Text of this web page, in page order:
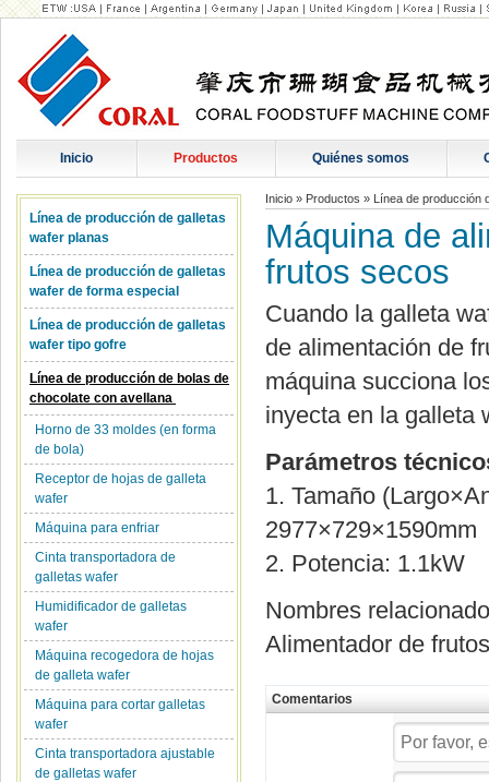
Inicio Productos Quiénes somos
Línea de producción de galletas
wafer planas
Línea de producción de galletas
wafer de forma especial
Línea de producción de galletas
wafer tipo gofre
Línea de producción de bolas de
chocolate con avellana
Horno de 33 moldes (en forma
de bola)
Receptor de hojas de galleta
wafer
Máquina para enfriar
Cinta transportadora de
galletas wafer
Humidificador de galletas
wafer
Máquina recogedora de hojas
de galleta wafer
Máquina para cortar galletas
wafer
Cinta transportadora ajustable
de galletas wafer
Inicio » Productos » Línea de producción
Máquina de
frutos secos
Cuando la galleta
de alimentación de
máquina succiona
inyecta en la galleta
Parámetros
1. Tamaño
2977×729×1590mm
2. Potencia: 1.1kW
Nombres
Alimentador de
Comentarios